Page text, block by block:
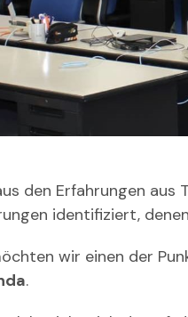
den Erfahrungen
identifiziert,
wir einen der
.